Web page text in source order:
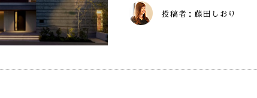
投稿者：藤田しおり